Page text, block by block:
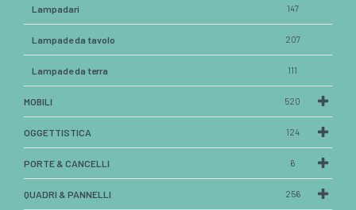
Lampadari 147
Lampade da tavolo 207
Lampade da terra 111
MOBILI 520
OGGETTISTICA 124
PORTE & CANCELLI 6
QUADRI & PANNELLI 256